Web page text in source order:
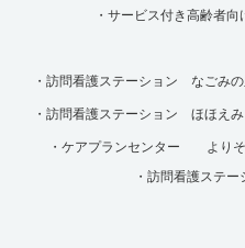
・サービス付き高齢者
・訪問看護ステーション なごみの
・訪問看護ステーション ほほえみ
・ケアプランセンター より
・訪問看護ステ